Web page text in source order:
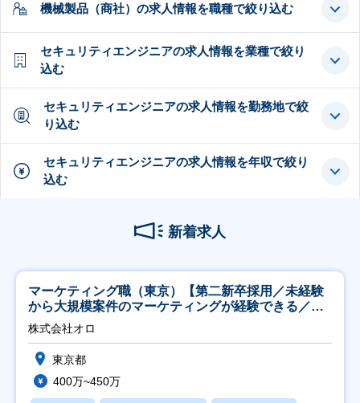
機械製品（商社）の求人情報を職種で絞り込む
セキュリティエンジニアの求人情報を業種で絞り
込む
セキュリティエンジニアの求人情報を勤務地で絞
り込む
セキュリティエンジニアの求人情報を年収で絞り
込む
新着求人
マーケティング職（東京）【第二新卒採用／未経験
から大規模案件のマーケティングが経験できる／研
修充実】
株式会社オロ
東京都
400万~450万